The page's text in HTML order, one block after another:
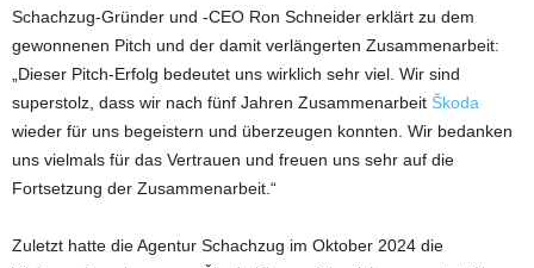
Schachzug-Gründer und -CEO Ron Schneider erklärt zu dem
gewonnenen Pitch und der damit verlängerten Zusammenarbeit:
„Dieser Pitch-Erfolg bedeutet uns wirklich sehr viel. Wir sind
superstolz, dass wir nach fünf Jahren Zusammenarbeit Škoda
wieder für uns begeistern und überzeugen konnten. Wir bedanken
uns vielmals für das Vertrauen und freuen uns sehr auf die
Fortsetzung der Zusammenarbeit.“
Zuletzt hatte die Agentur Schachzug im Oktober 2024 die